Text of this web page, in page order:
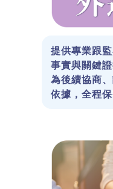
提供專業跟
事實與關鍵
為後續協商
依據，全程保